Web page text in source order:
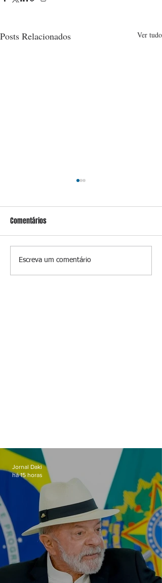
Posts Relacionados Ver tudo
Conceição
Comentários
Escreva um comentário
Jornal Daki
há 15 horas